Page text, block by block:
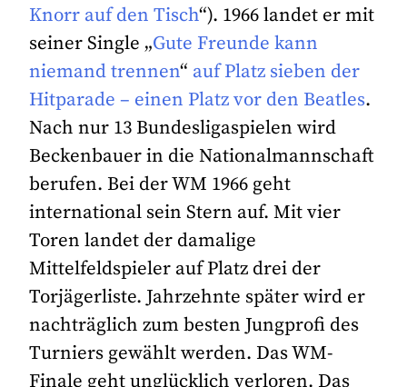
Knorr auf den Tisch“). 1966 landet er mit
seiner Single „Gute Freunde kann
niemand trennen“ auf Platz sieben der
Hitparade – einen Platz vor den Beatles.
Nach nur 13 Bundesligaspielen wird
Beckenbauer in die Nationalmannschaft
berufen. Bei der WM 1966 geht
international sein Stern auf. Mit vier
Toren landet der damalige
Mittelfeldspieler auf Platz drei der
Torjägerliste. Jahrzehnte später wird er
nachträglich zum besten Jungprofi des
Turniers gewählt werden. Das WM-
Finale geht unglücklich verloren. Das